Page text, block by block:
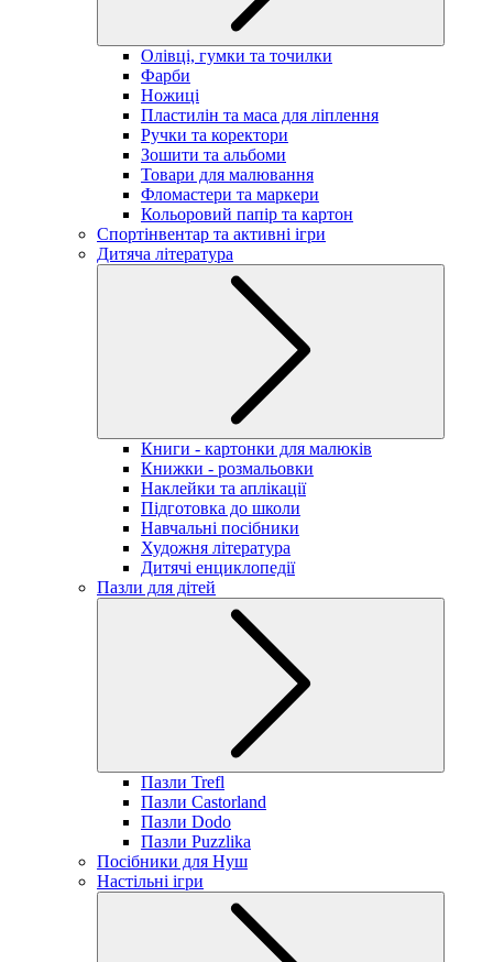
Олівці, гумки та точилки
Фарби
Ножиці
Пластилін та маса для ліплення
Ручки та коректори
Зошити та альбоми
Товари для малювання
Фломастери та маркери
Кольоровий папір та картон
Спортінвентар та активні ігри
Дитяча література
Книги - картонки для малюків
Книжки - розмальовки
Наклейки та аплікації
Підготовка до школи
Навчальні посібники
Художня література
Дитячі енциклопедії
Пазли для дітей
Пазли Trefl
Пазли Castorland
Пазли Dodo
Пазли Puzzlika
Посібники для Нуш
Настільні ігри